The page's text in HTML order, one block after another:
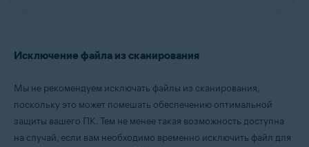
Исключение файла из сканирования
Мы не рекомендуем исключать файлы из сканирования,
поскольку это может помешать обеспечению оптимальной
защиты вашего ПК. Тем не менее такая возможность доступна
на случай, если вам необходимо временно исключить файл для